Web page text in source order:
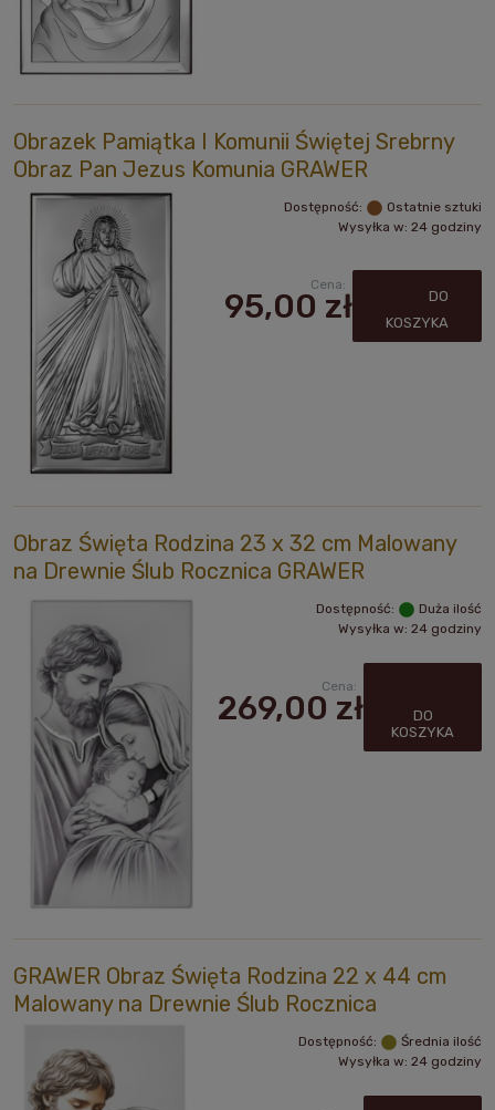
Obrazek Pamiątka I Komunii Świętej Srebrny
Obraz Pan Jezus Komunia GRAWER
Dostępność:
Ostatnie sztuki
Wysyłka w: 24 godziny
Cena:
95,00 zł
DO
KOSZYKA
Obraz Święta Rodzina 23 x 32 cm Malowany
na Drewnie Ślub Rocznica GRAWER
Dostępność:
Duża ilość
Wysyłka w: 24 godziny
Cena:
269,00 zł
DO
KOSZYKA
GRAWER Obraz Święta Rodzina 22 x 44 cm
Malowany na Drewnie Ślub Rocznica
Dostępność:
Średnia ilość
Wysyłka w: 24 godziny